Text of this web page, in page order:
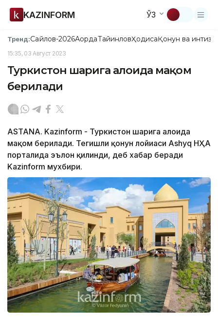
KAZINFORM ЎЗ
Тренд:Сайлов-2026АқордаТайинловҲодисаҚонун ва
15:35, 03 Август 2023
Туркистон шаҳрига алоҳида мақом
берилади
ASTANA. Kazinform - Туркистон шаҳрига алоҳида
мақом берилади. Тегишли қонун лойиҳаси Ashyq НҲА
порталида эълон қилинди, деб хабар беради
Kazinform мухбири.